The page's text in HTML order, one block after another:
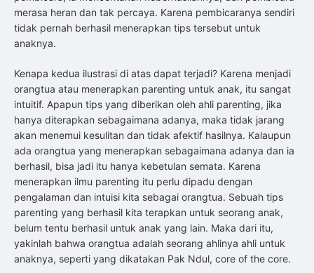
merasa heran dan tak percaya. Karena pembicaranya sendiri
tidak pernah berhasil menerapkan tips tersebut untuk
anaknya.
Kenapa kedua ilustrasi di atas dapat terjadi? Karena menjadi
orangtua atau menerapkan parenting untuk anak, itu sangat
intuitif. Apapun tips yang diberikan oleh ahli parenting, jika
hanya diterapkan sebagaimana adanya, maka tidak jarang
akan menemui kesulitan dan tidak afektif hasilnya. Kalaupun
ada orangtua yang menerapkan sebagaimana adanya dan ia
berhasil, bisa jadi itu hanya kebetulan semata. Karena
menerapkan ilmu parenting itu perlu dipadu dengan
pengalaman dan intuisi kita sebagai orangtua. Sebuah tips
parenting yang berhasil kita terapkan untuk seorang anak,
belum tentu berhasil untuk anak yang lain. Maka dari itu,
yakinlah bahwa orangtua adalah seorang ahlinya ahli untuk
anaknya, seperti yang dikatakan Pak Ndul, core of the core.